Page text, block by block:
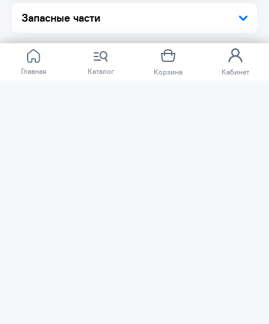
Главная Каталог Корзина Кабинет
Запасные части